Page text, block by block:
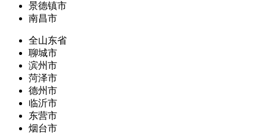
景德镇市
南昌市
全山东省
聊城市
滨州市
菏泽市
德州市
临沂市
东营市
烟台市